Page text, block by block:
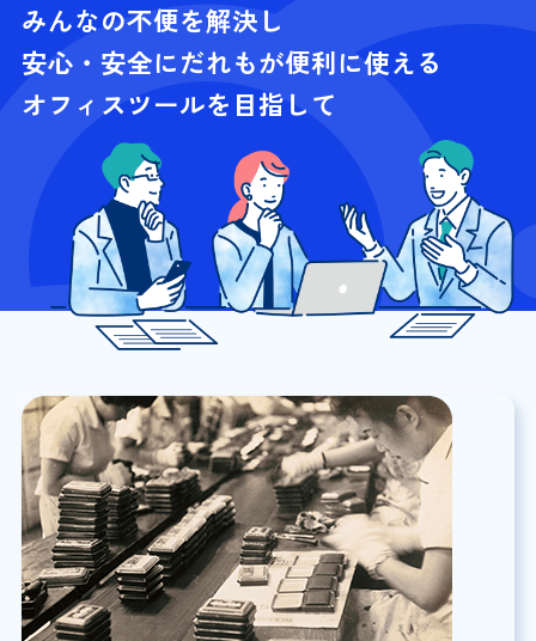
みんなの不便を解決し
安心・安全にだれもが便利に使える
オフィスツールを目指して